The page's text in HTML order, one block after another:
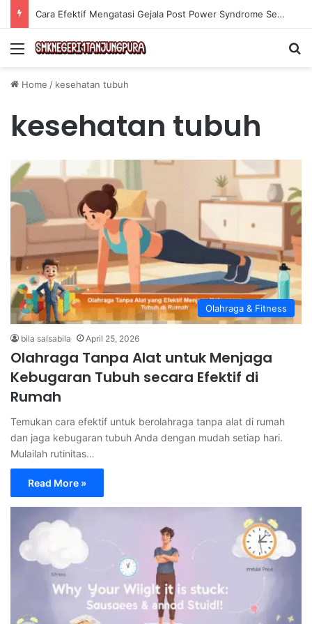
Cara Efektif Mengatasi Gejala Post Power Syndrome Setelah Pensiun Kerja
Menu
Home / kesehatan tubuh
kesehatan tubuh
Olahraga & Fitness
bila salsabila April 25, 2026
Olahraga Tanpa Alat untuk Menjaga
Kebugaran Tubuh secara Efektif di
Rumah
Temukan cara efektif untuk berolahraga tanpa alat di rumah
dan jaga kebugaran tubuh Anda dengan mudah setiap hari.
Mulailah rutinitas…
Read More »